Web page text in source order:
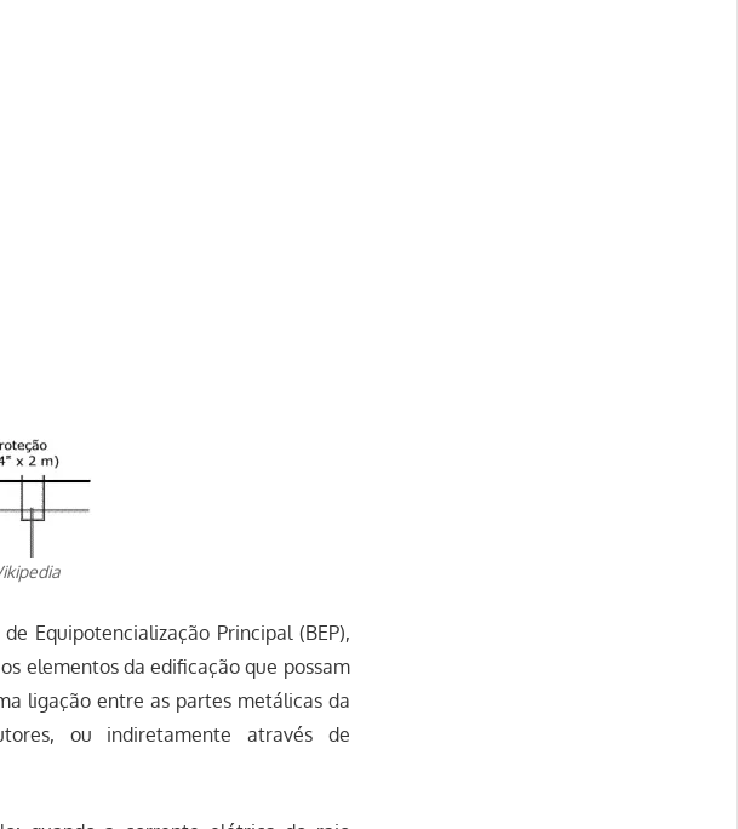
Equipotencialização Principal (BEP),
elementos da edificação que possam
ligação entre as partes metálicas da
ou indiretamente através de